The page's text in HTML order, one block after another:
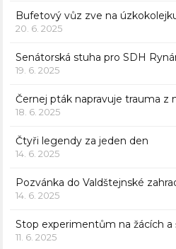
Bufetový vůz zve na
20. 6. 2025
Senátorská stuha pro SDH
19. 6. 2025
Černej pták napravuje trauma z
18. 6. 2025
Čtyři legendy za jeden den
14. 6. 2025
Pozvánka do Valdštejnské
14. 6. 2025
Stop experimentům na žácích a
11. 6. 2025